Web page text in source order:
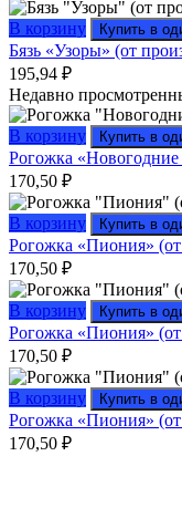
В корзину Купить в
Бязь «Узоры» (от
195,94 ₽
Недавно
В корзину Купить в
Рогожка «Новогодние
170,50 ₽
В корзину Купить в
Рогожка «Пиония»
170,50 ₽
В корзину Купить в
Рогожка «Пиония»
170,50 ₽
В корзину Купить в
Рогожка «Пиония»
170,50 ₽